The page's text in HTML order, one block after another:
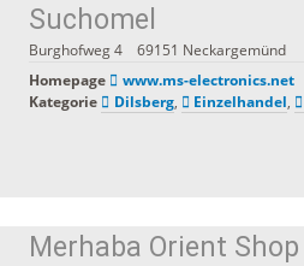
Suchomel
Burghofweg 4 69151 Neckargemünd
Homepage
www.ms-electronics.net
Kategorie
Dilsberg, Einzelhandel,
Merhaba Orient